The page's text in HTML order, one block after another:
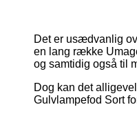
Det er usædvanlig
en lang række
og samtidig også til
Dog kan det
Gulvlampefod Sort